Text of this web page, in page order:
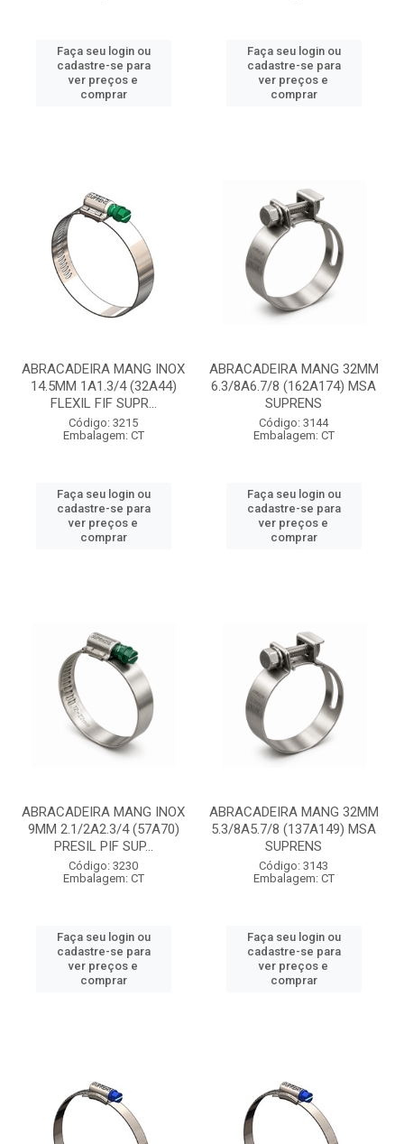
Faça seu login ou
cadastre-se para
ver preços e
comprar
Faça seu login ou
cadastre-se para
ver preços e
comprar
ABRACADEIRA MANG INOX
14.5MM 1A1.3/4 (32A44)
FLEXIL FIF SUPR...
Código: 3215
Embalagem: CT
Faça seu login ou
cadastre-se para
ver preços e
comprar
ABRACADEIRA MANG 32MM
6.3/8A6.7/8 (162A174) MSA
SUPRENS
Código: 3144
Embalagem: CT
Faça seu login ou
cadastre-se para
ver preços e
comprar
ABRACADEIRA MANG INOX
9MM 2.1/2A2.3/4 (57A70)
PRESIL PIF SUP...
Código: 3230
Embalagem: CT
Faça seu login ou
cadastre-se para
ver preços e
comprar
ABRACADEIRA MANG 32MM
5.3/8A5.7/8 (137A149) MSA
SUPRENS
Código: 3143
Embalagem: CT
Faça seu login ou
cadastre-se para
ver preços e
comprar